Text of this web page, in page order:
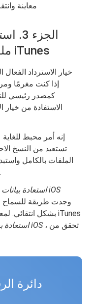
معاينة
ملف النسخ الاحتياطي على iTunes
خيار الاسترداد
الاستفادة من خيار
إنه أمر محبط
تستعيد من النسخ
الملفات بالكامل
الحالية والحالية الموجودة على الجهاز.
مجموعة أدوات FoneDog - استعادة بيانات iOS
وجدت طريقة للسماح
مجموعة أدوات FoneDog - استعادة بيانات iOS ، تحقق من
دائرة